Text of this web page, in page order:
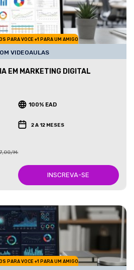
PARA VOCE +1 PARA UM AMIGO
VIDEOAULAS
EM MARKETING DIGITAL
100% EAD
2 A 12 MESES
Mês
INSCREVA-SE
PARA VOCE +1 PARA UM AMIGO